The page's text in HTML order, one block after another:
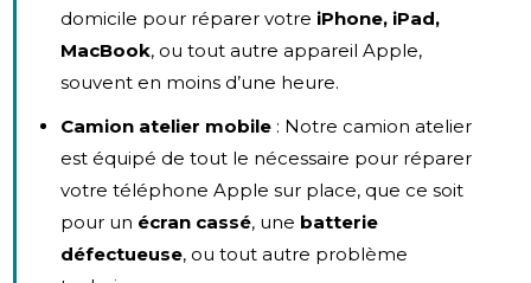
domicile pour réparer votre iPhone, iPad,
MacBook, ou tout autre appareil Apple,
souvent en moins d’une heure.
Camion atelier mobile : Notre camion atelier
est équipé de tout le nécessaire pour réparer
votre téléphone Apple sur place, que ce soit
pour un écran cassé, une batterie
défectueuse, ou tout autre problème